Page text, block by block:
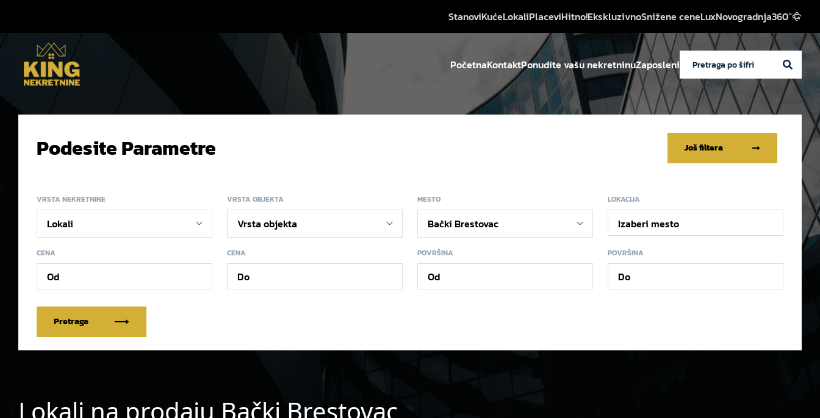
StanoviKućeLokaliPlaceviHitno!EkskluzivnoSnižene ceneLuxNovogradnja360°
PočetnaKontaktPonudite vašu nekretninuZaposleni
Podesite Parametre Još filtera
VRSTA NEKRETNINE VRSTA OBJEKTA MESTO LOKACIJA
Izaberi mesto
CENA CENA POVRŠINA POVRŠINA
Pretraga
Lokali na prodaju Bački Brestovac